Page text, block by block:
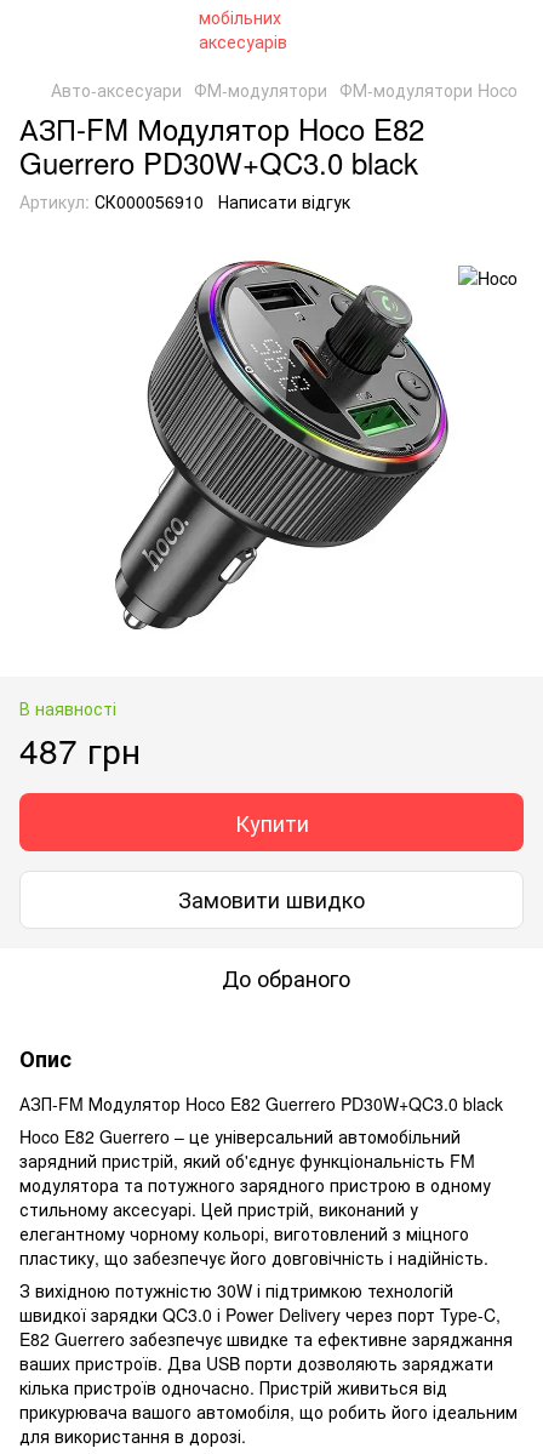
Авто-аксесуари ФМ-модулятори ФМ-модулятори Hoco
АЗП-FM Модулятор Hoco E82
Guerrero PD30W+QC3.0 black
Артикул: СК000056910 Написати відгук
В наявності
487 грн
Купити
Замовити швидко
До обраного
Опис
АЗП-FM Модулятор Hoco E82 Guerrero PD30W+QC3.0 black
Hoco E82 Guerrero – це універсальний автомобільний
зарядний пристрій, який об'єднує функціональність FM
модулятора та потужного зарядного пристрою в одному
стильному аксесуарі. Цей пристрій, виконаний у
елегантному чорному кольорі, виготовлений з міцного
пластику, що забезпечує його довговічність і надійність.
З вихідною потужністю 30W і підтримкою технологій
швидкої зарядки QC3.0 і Power Delivery через порт Type-C,
E82 Guerrero забезпечує швидке та ефективне заряджання
ваших пристроїв. Два USB порти дозволяють заряджати
кілька пристроїв одночасно. Пристрій живиться від
прикурювача вашого автомобіля, що робить його ідеальним
для використання в дорозі.